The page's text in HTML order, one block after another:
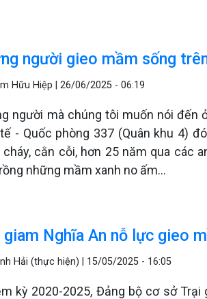
người gieo mầm sống
Hữu Hiệp |26/06/2025 - 06:19
người mà chúng tôi muốn nói đến
- Quốc phòng 337 (Quân khu 4)
cháy, cằn cỗi, hơn 25 năm qua các
những mầm xanh no ấm...
giam Nghĩa An nỗ lực gieo
Hải (thực hiện) | 15/05/2025 - 16:05
kỳ 2020-2025, Đảng bộ cơ sở